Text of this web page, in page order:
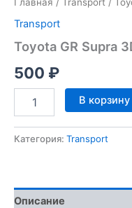
Transport
Toyota GR Supra
500 ₽
Количество
товара
GR
В корзину
Категория: Transport
Описание